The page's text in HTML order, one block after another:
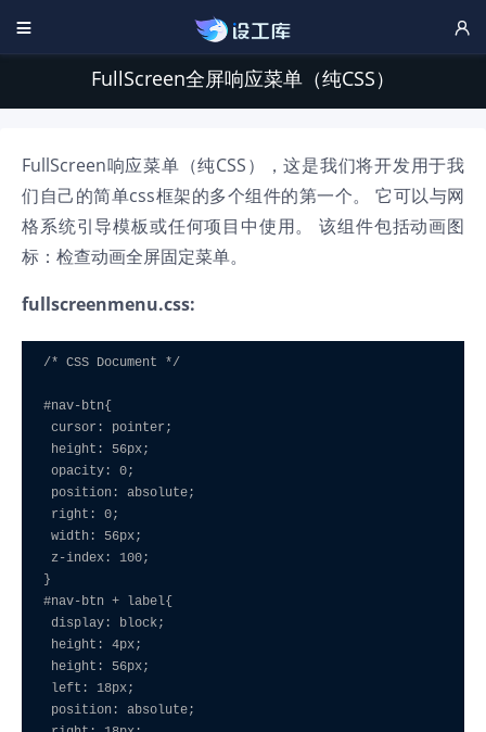
 
FullScreen全屏响应菜单（纯CSS）
FullScreen响应菜单（纯CSS），这是我们将开发用于我
们自己的简单css框架的多个组件的第一个。 它可以与网
格系统引导模板或任何项目中使用。 该组件包括动画图
标：检查动画全屏固定菜单。
fullscreenmenu.css:
/* CSS Document */
#nav-btn{
cursor: pointer;
height: 56px;
opacity: 0;
position: absolute;
right: 0;
width: 56px;
z-index: 100;
}
#nav-btn + label{
display: block;
height: 4px;
height: 56px;
left: 18px;
position: absolute;